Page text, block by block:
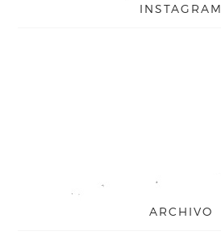
INSTAGRAM
ARCHIVO